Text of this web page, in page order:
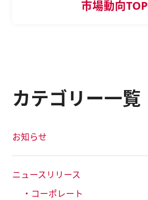
市場動向TOP
カテゴリー一覧
お知らせ
ニュースリリース
・コーポレート